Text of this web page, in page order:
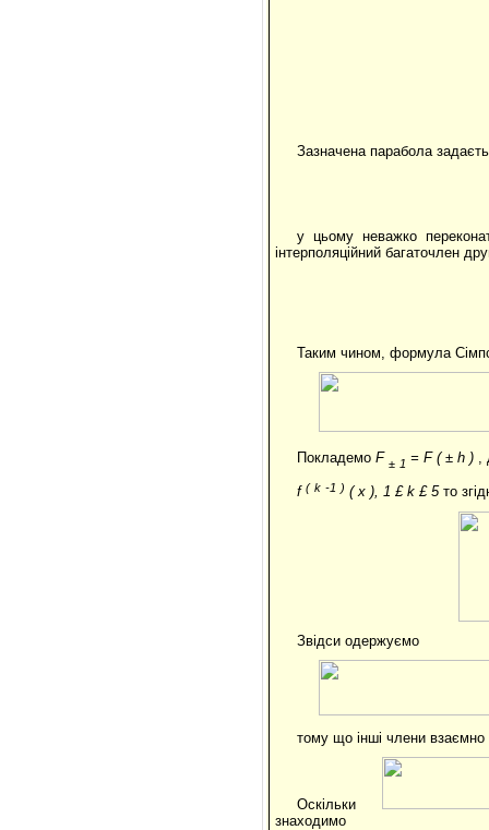
Зазначена парабола
у цьому неважко
інтерполяційний багаточлен
Таким чином, формула
Покладемо F ± 1 = F ( ± h ) ,
f ( k -1 ) ( x ), 1 £ k £ 5то
Звідси одержуємо
тому що інші члени
Оскільки
знаходимо